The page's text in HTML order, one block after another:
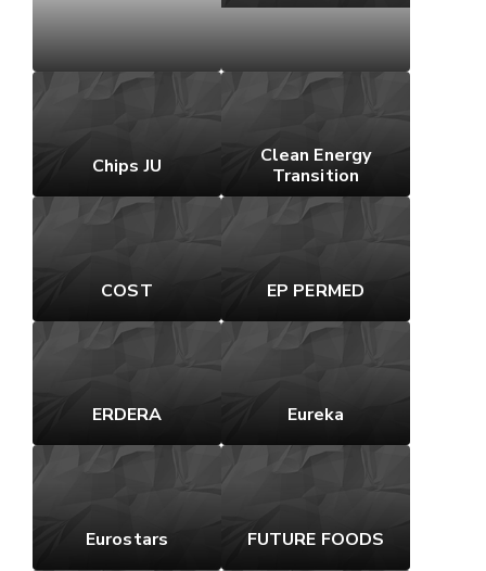
Chips JU
Clean Energy
Transition
COST EP PERMED
ERDERA Eureka
Eurostars FUTURE FOODS